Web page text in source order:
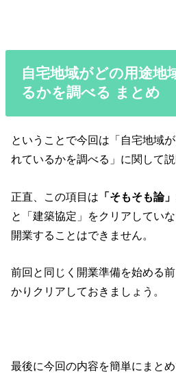
自宅地域がどの用途地
るかを調べる まとめ
ということで今回は「自宅地域
れているかを調べる」に関して説
正直、この項目は 「そもそも論」
と「建築協定」をクリアしてい
開業することはできません。
前回と同じく開業準備を始める
かりクリアしておきましょう。
最後に今回の内容を簡単にまとめ